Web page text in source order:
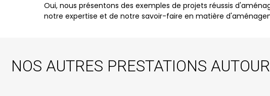
Oui, nous présentons des exemples de projets réussis
notre expertise et de notre savoir-faire en matière
NOS AUTRES PRESTATIONS